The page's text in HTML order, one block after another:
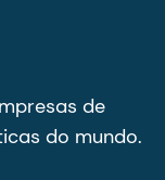
de
do mundo.